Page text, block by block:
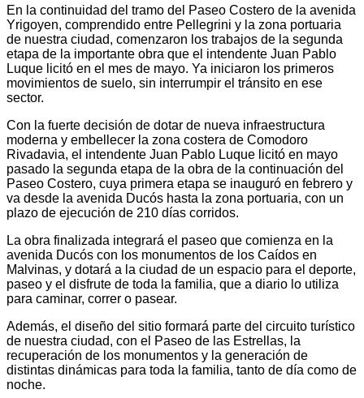
En la continuidad del tramo del Paseo Costero de la avenida
Yrigoyen, comprendido entre Pellegrini y la zona portuaria
de nuestra ciudad, comenzaron los trabajos de la segunda
etapa de la importante obra que el intendente Juan Pablo
Luque licitó en el mes de mayo. Ya iniciaron los primeros
movimientos de suelo, sin interrumpir el tránsito en ese
sector.
Con la fuerte decisión de dotar de nueva infraestructura
moderna y embellecer la zona costera de Comodoro
Rivadavia, el intendente Juan Pablo Luque licitó en mayo
pasado la segunda etapa de la obra de la continuación del
Paseo Costero, cuya primera etapa se inauguró en febrero y
va desde la avenida Ducós hasta la zona portuaria, con un
plazo de ejecución de 210 días corridos.
La obra finalizada integrará el paseo que comienza en la
avenida Ducós con los monumentos de los Caídos en
Malvinas, y dotará a la ciudad de un espacio para el deporte,
paseo y el disfrute de toda la familia, que a diario lo utiliza
para caminar, correr o pasear.
Además, el diseño del sitio formará parte del circuito turístico
de nuestra ciudad, con el Paseo de las Estrellas, la
recuperación de los monumentos y la generación de
distintas dinámicas para toda la familia, tanto de día como de
noche.